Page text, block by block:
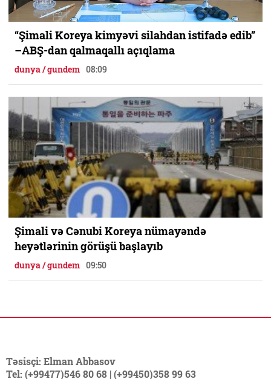
“Şimali Koreya kimyəvi silahdan istifadə edib”
–ABŞ-dan qalmaqallı açıqlama
dunya / gundem 08:09
Şimali və Cənubi Koreya nümayəndə
heyətlərinin görüşü başlayıb
dunya / gundem 09:50
Təsisçi: Elman Abbasov
Tel: (+99477)546 80 68 | (+99450)358 99 63